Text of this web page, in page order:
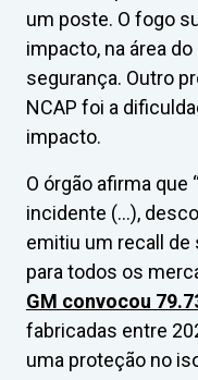
um poste. O fogo
impacto, na área
segurança. Outro
NCAP foi a
impacto.
O órgão afirma
incidente (…),
emitiu um recall de
para todos os
GM convocou
fabricadas entre
uma proteção no